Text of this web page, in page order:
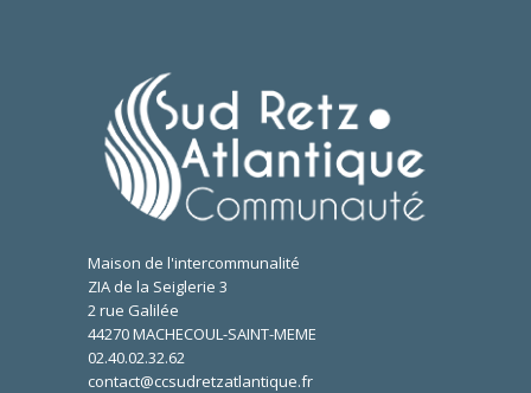
Maison de l'intercommunalité
ZIA de la Seiglerie 3
2 rue Galilée
44270 MACHECOUL-SAINT-MEME
02.40.02.32.62
contact@ccsudretzatlantique.fr